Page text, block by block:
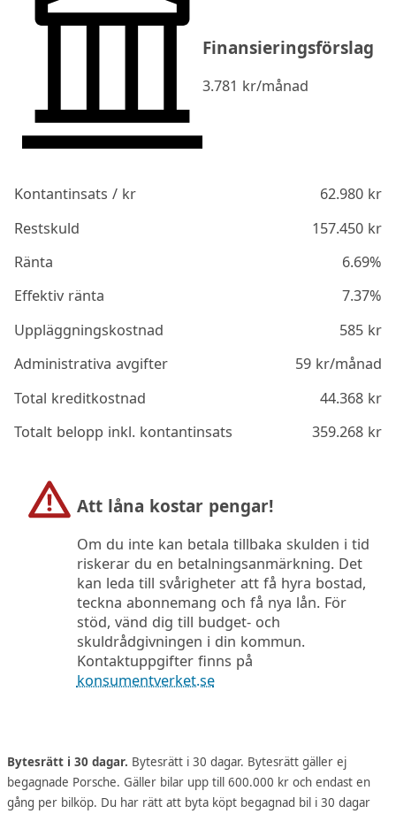
Finansieringsförslag
3.781 kr/månad
Kontantinsats / kr 62.980kr
Restskuld
157.450kr
Ränta
6.69%
Effektiv ränta
7.37%
Uppläggningskostnad
585kr
Administrativa avgifter
59kr/månad
Total kreditkostnad
44.368kr
Totalt belopp inkl. kontantinsats
359.268kr
Att låna kostar pengar!
Om du inte kan betala tillbaka skulden i tid
riskerar du en betalningsanmärkning. Det
kan leda till svårigheter att få hyra bostad,
teckna abonnemang och få nya lån. För
stöd, vänd dig till budget- och
skuldrådgivningen i din kommun.
Kontaktuppgifter finns på
konsumentverket.se
Bytesrätt i 30 dagar. Bytesrätt i 30 dagar. Bytesrätt gäller ej
begagnade Porsche. Gäller bilar upp till 600.000 kr och endast en
gång per bilköp. Du har rätt att byta köpt begagnad bil i 30 dagar